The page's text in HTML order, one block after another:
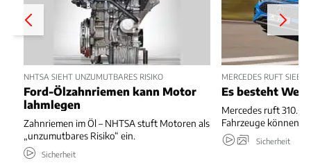
NHTSA SIEHT UNZUMUTBARES RISIKO
Ford-Ölzahnriemen kann Motor
lahmlegen
Zahnriemen im Öl – NHTSA stuft Motoren als
„unzumutbares Risiko“ ein.
Sicherheit
MERCEDES RUFT
Es besteht
Mercedes ruft
Fahrzeuge können
Sicherheit